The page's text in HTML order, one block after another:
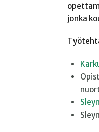
jonka
Sleyn